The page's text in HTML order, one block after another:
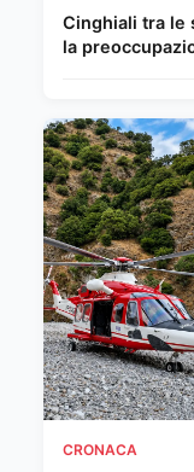
Cinghiali tra le
la
CRONACA